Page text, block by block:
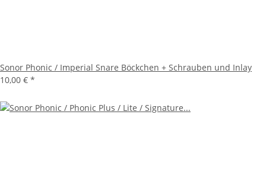
Sonor Phonic / Imperial Snare Böckchen + Schrauben und Inlay
10,00 € *